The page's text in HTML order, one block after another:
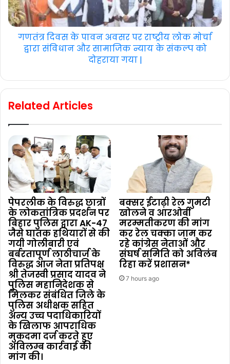
गणतंत्र दिवस के पावन अवसर पर राष्ट्रीय लोक मोर्चा
द्वारा संविधान और सामाजिक न्याय के संकल्प को
दोहराया गया |
Related Articles
पेपरलीक के विरुद्ध छात्रों
के लोकतांत्रिक प्रदर्शन पर
बिहार पुलिस द्वारा AK-47
जैसे घातक हथियारों से की
गयी गोलीबारी एवं
बर्बरतापूर्ण लाठीचार्ज के
विरुद्ध आज नेता प्रतिपक्ष
श्री तेजस्वी प्रसाद यादव ने
पुलिस महानिदेशक से
मिलकर संबंधित जिले के
पुलिस अधीक्षक सहित
अन्य उच्च पदाधिकारियों
के खिलाफ आपराधिक
मुकदमा दर्ज करते हुए
अविलम्ब कार्रवाई की
मांग की।
बक्सर ईटाढ़ी रेल गुमटी
खोलने व आरओबी
मरम्मतीकरण की मांग
कर रेल चक्का जाम कर
रहे कांग्रेस नेताओं और
संघर्ष समिति को अविलंब
रिहा करें प्रशासन*
7 hours ago